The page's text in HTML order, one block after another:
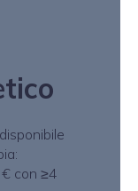
disponibile
con ≥4